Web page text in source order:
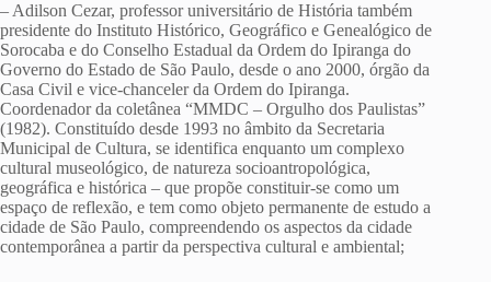
– Adilson Cezar, professor universitário de História também
presidente do Instituto Histórico, Geográfico e Genealógico de
Sorocaba e do Conselho Estadual da Ordem do Ipiranga do
Governo do Estado de São Paulo, desde o ano 2000, órgão da
Casa Civil e vice-chanceler da Ordem do Ipiranga.
Coordenador da coletânea “MMDC – Orgulho dos Paulistas”
(1982). Constituído desde 1993 no âmbito da Secretaria
Municipal de Cultura, se identifica enquanto um complexo
cultural museológico, de natureza socioantropológica,
geográfica e histórica – que propõe constituir-se como um
espaço de reflexão, e tem como objeto permanente de estudo a
cidade de São Paulo, compreendendo os aspectos da cidade
contemporânea a partir da perspectiva cultural e ambiental;